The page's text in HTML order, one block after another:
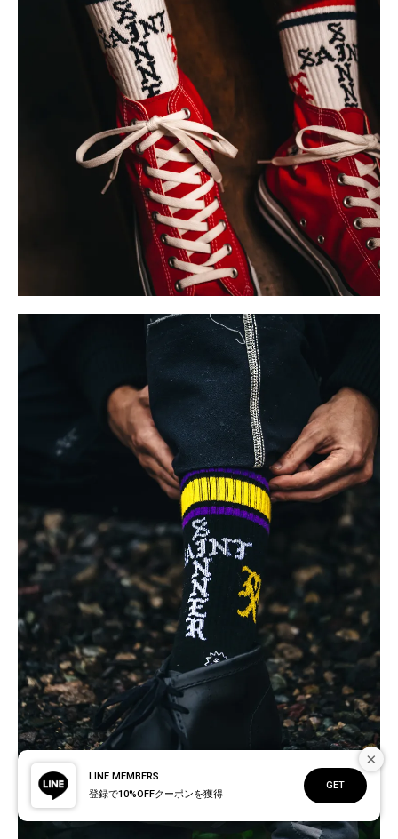
×
LINE MEMBERS
登録で10%OFFクーポンを獲得
GET